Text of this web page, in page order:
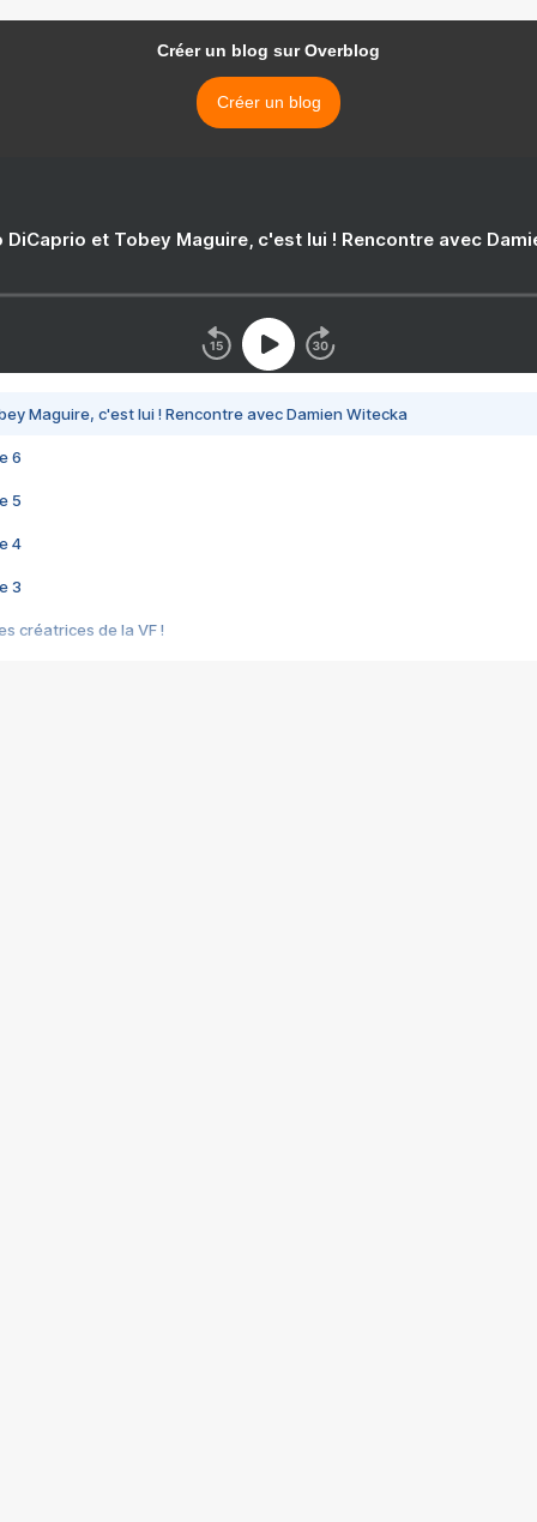
Créer un blog sur Overblog
Créer un blog
DiCaprio et Tobey Maguire, c'est lui ! Rencontre avec
Maguire, c'est lui ! Rencontre avec Damien Witecka
6
5
4
3
créatrices de la VF !